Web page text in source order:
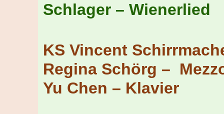
Schlager – Wienerlied
KS Vincent
Regina Schörg –
Yu Chen – Klavier